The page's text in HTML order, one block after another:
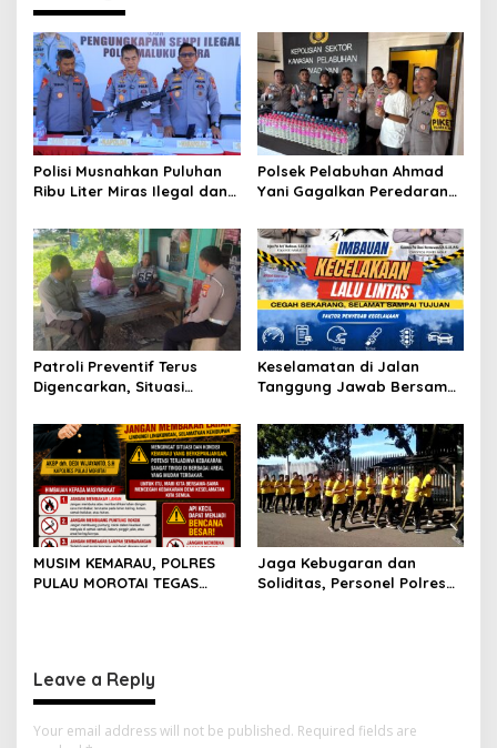
i
g
a
t
i
o
n
Polisi Musnahkan Puluhan
Ribu Liter Miras Ilegal dan
Peredaran Senjata Api
Lintas Negara
Polsek Pelabuhan Ahmad
Yani Gagalkan Peredaran
Disembunyikan di Dapur
Kapal
Patroli Preventif Terus
Digencarkan, Situasi
Morotai Tetap Aman dan
Kondusif
Keselamatan di Jalan
Tanggung Jawab Bersama,
Edukasi Cegah Kecelakaan
Lalu Lintas
MUSIM KEMARAU, POLRES
PULAU MOROTAI TEGAS
Jaga Kebugaran dan
Soliditas, Personel Polres
Leave a Reply
Your email address will not be published. Required fields are